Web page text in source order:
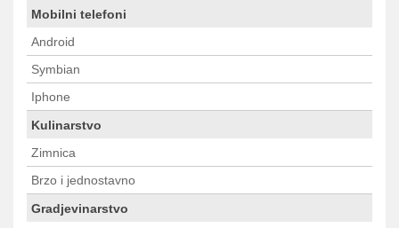
Mobilni telefoni
Android
Symbian
Iphone
Kulinarstvo
Zimnica
Brzo i jednostavno
Gradjevinarstvo